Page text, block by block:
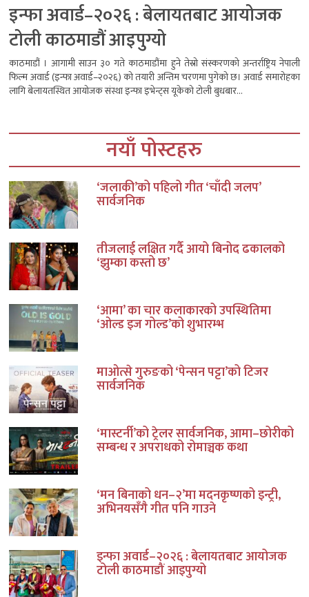
इन्फा अवार्ड–२०२६ : बेलायतबाट आयोजक
टोली काठमाडौं आइपुग्यो
काठमाडौं । आगामी साउन ३० गते काठमाडौंमा हुने तेस्रो संस्करणको अन्तर्राष्ट्रिय नेपाली
फिल्म अवार्ड (इन्फा अवार्ड–२०२६) को तयारी अन्तिम चरणमा पुगेको छ। अवार्ड समारोहका
लागि बेलायतस्थित आयोजक संस्था इन्फा इभेन्ट्स यूकेको टोली बुधबार...
नयाँ पोस्टहरु
‘जलाकी’को पहिलो गीत ‘चाँदी जलप’
सार्वजनिक
तीजलाई लक्षित गर्दै आयो बिनोद ढकालको
‘झुम्का कस्तो छ’
‘आमा’ का चार कलाकारको उपस्थितिमा
‘ओल्ड इज गोल्ड’को शुभारम्भ
माओत्से गुरुङको ‘पेन्सन पट्टा’को टिजर
सार्वजनिक
‘मास्टर्नी’को ट्रेलर सार्वजनिक, आमा–छोरीको
सम्बन्ध र अपराधको रोमाञ्चक कथा
‘मन बिनाको धन–२’मा मदनकृष्णको इन्ट्री,
अभिनयसँगै गीत पनि गाउने
इन्फा अवार्ड–२०२६ : बेलायतबाट आयोजक
टोली काठमाडौं आइपुग्यो